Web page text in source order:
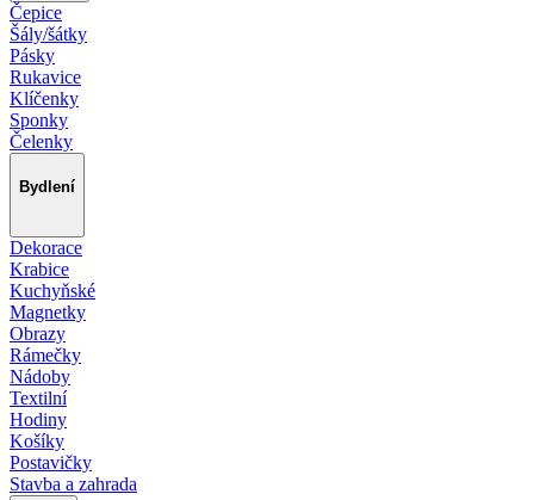
Čepice
Šály/šátky
Pásky
Rukavice
Klíčenky
Sponky
Čelenky
Bydlení
Dekorace
Krabice
Kuchyňské
Magnetky
Obrazy
Rámečky
Nádoby
Textilní
Hodiny
Košíky
Postavičky
Stavba a zahrada